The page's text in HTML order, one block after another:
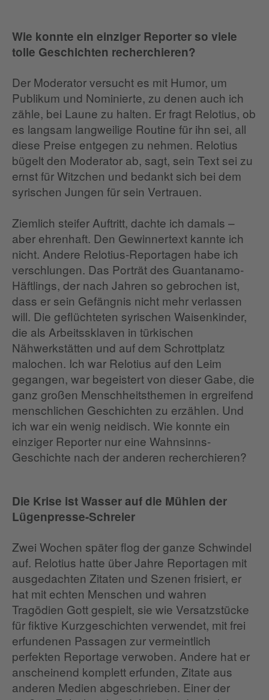
Wie konnte ein einziger Reporter so viele
tolle Geschichten recherchieren?
Der Moderator versucht es mit Humor, um
Publikum und Nominierte, zu denen auch ich
zähle, bei Laune zu halten. Er fragt Relotius, ob
es langsam langweilige Routine für ihn sei, all
diese Preise entgegen zu nehmen. Relotius
bügelt den Moderator ab, sagt, sein Text sei zu
ernst für Witzchen und bedankt sich bei dem
syrischen Jungen für sein Vertrauen.
Ziemlich steifer Auftritt, dachte ich damals –
aber ehrenhaft. Den Gewinnertext kannte ich
nicht. Andere Relotius-Reportagen habe ich
verschlungen. Das Porträt des Guantanamo-
Häftlings, der nach Jahren so gebrochen ist,
dass er sein Gefängnis nicht mehr verlassen
will. Die geflüchteten syrischen Waisenkinder,
die als Arbeitssklaven in türkischen
Nähwerkstätten und auf dem Schrottplatz
malochen. Ich war Relotius auf den Leim
gegangen, war begeistert von dieser Gabe, die
ganz großen Menschheitsthemen in ergreifend
menschlichen Geschichten zu erzählen. Und
ich war ein wenig neidisch. Wie konnte ein
einziger Reporter nur eine Wahnsinns-
Geschichte nach der anderen recherchieren?
Die Krise ist Wasser auf die Mühlen der
Lügenpresse-Schreier
Zwei Wochen später flog der ganze Schwindel
auf. Relotius hatte über Jahre Reportagen mit
ausgedachten Zitaten und Szenen frisiert, er
hat mit echten Menschen und wahren
Tragödien Gott gespielt, sie wie Versatzstücke
für fiktive Kurzgeschichten verwendet, mit frei
erfundenen Passagen zur vermeintlich
perfekten Reportage verwoben. Andere hat er
anscheinend komplett erfunden, Zitate aus
anderen Medien abgeschrieben. Einer der